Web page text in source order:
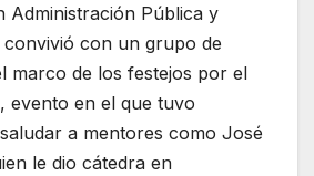
Administración Pública y
convivió con un grupo de
marco de los festejos por el
evento en el que tuvo
a mentores como José
le dio cátedra en